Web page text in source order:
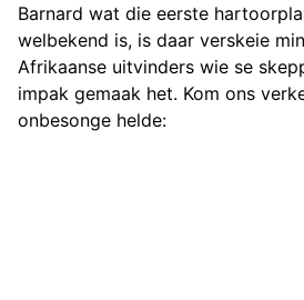
Barnard wat die eerste
welbekend is, is daar verskeie
Afrikaanse uitvinders wie se
impak gemaak het. Kom ons
onbesonge helde: